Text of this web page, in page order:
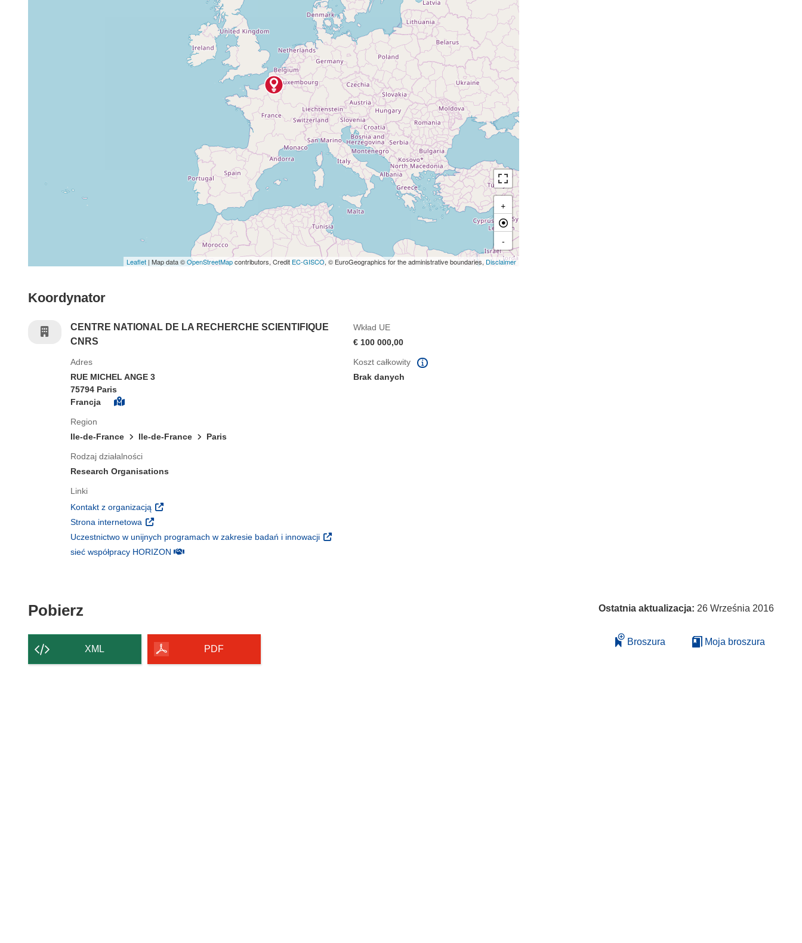
+
-
Leaflet | Map data ©OpenStreetMapcontributors, Credit EC-GISCO, © EuroGeographics for the administrative boundaries, Disclaimer
Koordynator
CENTRE NATIONAL DE LA RECHERCHE SCIENTIFIQUE
CNRS
Wkład UE
€ 100 000,00
Adres
RUE MICHEL ANGE 3
75794 Paris
Francja
Region
Ile-de-France
Ile-de-France Paris
Rodzaj działalności
Research Organisations
Linki
Kontakt z organizacją (odnośnik otworzy się w nowym oknie)
Strona internetowa (odnośnik otworzy się w nowym oknie)
Uczestnictwo w unijnych programach w zakresie badań i innowacji (odnośnik otworzy się w nowym oknie)
sieć współpracy HORIZON(odnośnik otworzy się w nowym oknie)
Koszt całkowity
Brak danych
Pobierz
XML PDF
Ostatnia aktualizacja: 26 Września 2016
Broszura Moja broszura